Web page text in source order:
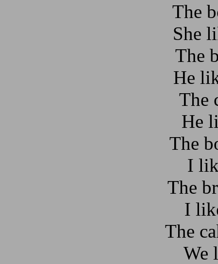
The
She
The
He
The
He
The
I
The
I
The
We